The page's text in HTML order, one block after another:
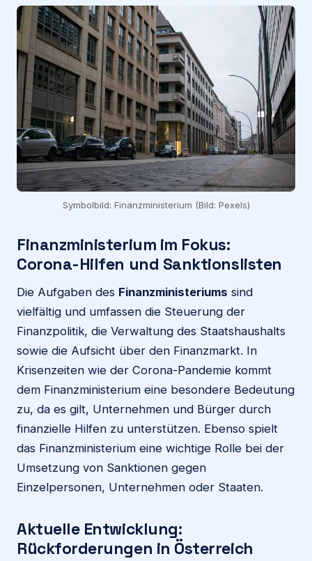
Symbolbild: Finanzministerium (Bild: Pexels)
Finanzministerium im Fokus:
Corona-Hilfen und Sanktionslisten
Die Aufgaben des Finanzministeriums sind
vielfältig und umfassen die Steuerung der
Finanzpolitik, die Verwaltung des Staatshaushalts
sowie die Aufsicht über den Finanzmarkt. In
Krisenzeiten wie der Corona-Pandemie kommt
dem Finanzministerium eine besondere Bedeutung
zu, da es gilt, Unternehmen und Bürger durch
finanzielle Hilfen zu unterstützen. Ebenso spielt
das Finanzministerium eine wichtige Rolle bei der
Umsetzung von Sanktionen gegen
Einzelpersonen, Unternehmen oder Staaten.
Aktuelle Entwicklung:
Rückforderungen in Österreich